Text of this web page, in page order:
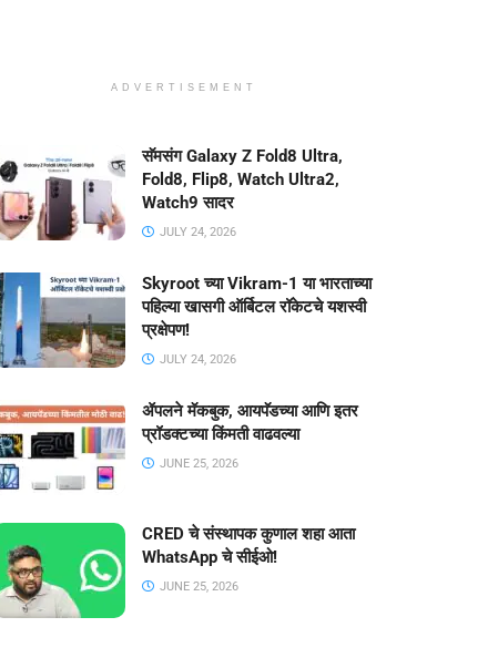
ADVERTISEMENT
सॅमसंग Galaxy Z Fold8 Ultra,
Fold8, Flip8, Watch Ultra2,
Watch9 सादर
JULY 24, 2026
Skyroot च्या Vikram-1 या भारताच्या
पहिल्या खासगी ऑर्बिटल रॉकेटचे यशस्वी
प्रक्षेपण!
JULY 24, 2026
ॲपलने मॅकबुक, आयपॅडच्या आणि इतर
प्रॉडक्टच्या किंमती वाढवल्या
JUNE 25, 2026
CRED चे संस्थापक कुणाल शहा आता
WhatsApp चे सीईओ!
JUNE 25, 2026